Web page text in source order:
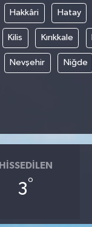
Hakkâri Hatay
Kilis Kırıkkale
Nevşehir Niğde
HISSEDILEN
3°